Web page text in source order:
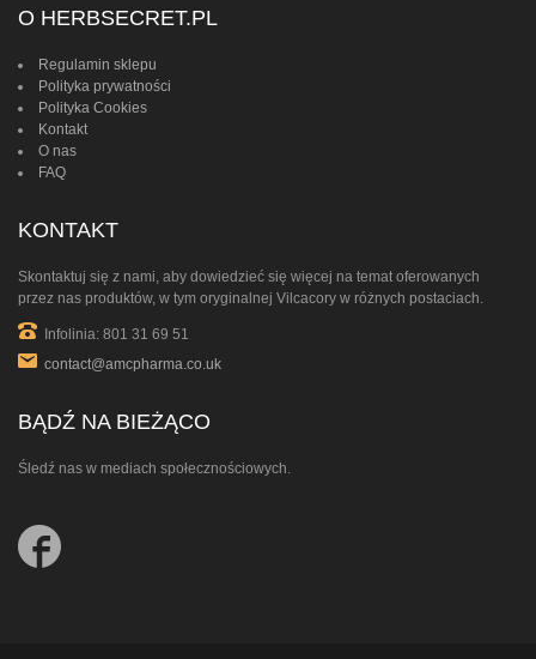
O HERBSECRET.PL
Regulamin sklepu
Polityka prywatności
Polityka Cookies
Kontakt
O nas
FAQ
KONTAKT
Skontaktuj się z nami, aby dowiedzieć się więcej na temat oferowanych
przez nas produktów, w tym oryginalnej Vilcacory w różnych postaciach.
Infolinia: 801 31 69 51
contact@amcpharma.co.uk
BĄDŹ NA BIEŻĄCO
Śledź nas w mediach społecznościowych.
us